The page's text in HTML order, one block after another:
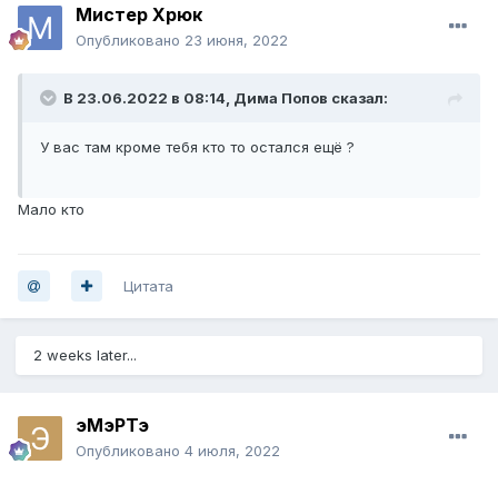
Мистер Хрюк
Опубликовано 23 июня, 2022
В 23.06.2022 в 08:14, Дима Попов сказал:
У вас там кроме тебя кто то остался ещё ?
Мало кто
Цитата
2 weeks later...
эМэРТэ
Опубликовано 4 июля, 2022